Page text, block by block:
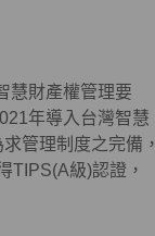
慧財產權管理要
年導入台灣智慧
管理制度之完備，
TIPS(A級)認證，